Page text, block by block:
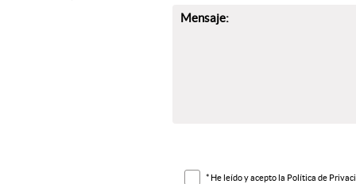
Mensaje:
* He leído y acepto la Política de